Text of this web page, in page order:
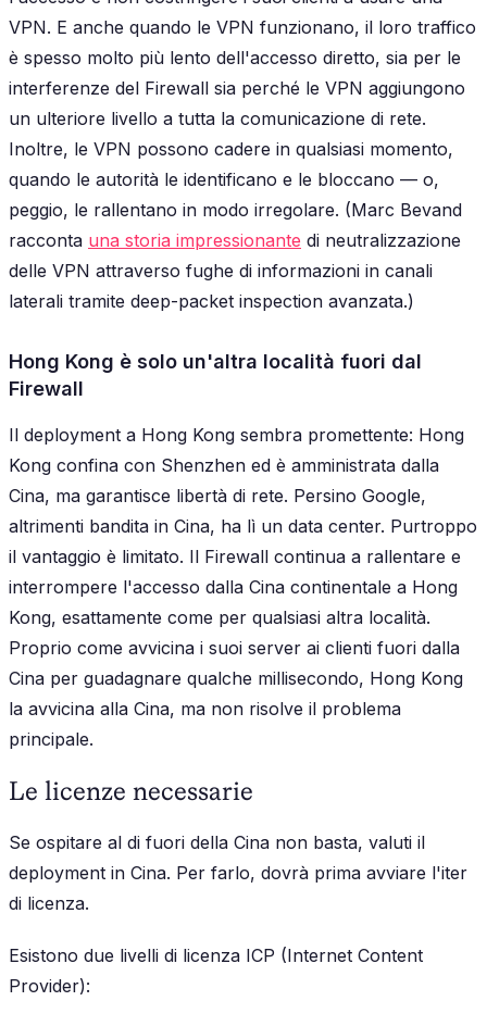
VPN. E anche quando le VPN funzionano, il loro traffico
è spesso molto più lento dell'accesso diretto, sia per le
interferenze del Firewall sia perché le VPN aggiungono
un ulteriore livello a tutta la comunicazione di rete.
Inoltre, le VPN possono cadere in qualsiasi momento,
quando le autorità le identificano e le bloccano — o,
peggio, le rallentano in modo irregolare. (Marc Bevand
racconta una storia impressionante di neutralizzazione
delle VPN attraverso fughe di informazioni in canali
laterali tramite deep-packet inspection avanzata.)
Hong Kong è solo un'altra località fuori dal
Firewall
Il deployment a Hong Kong sembra promettente: Hong
Kong confina con Shenzhen ed è amministrata dalla
Cina, ma garantisce libertà di rete. Persino Google,
altrimenti bandita in Cina, ha lì un data center. Purtroppo
il vantaggio è limitato. Il Firewall continua a rallentare e
interrompere l'accesso dalla Cina continentale a Hong
Kong, esattamente come per qualsiasi altra località.
Proprio come avvicina i suoi server ai clienti fuori dalla
Cina per guadagnare qualche millisecondo, Hong Kong
la avvicina alla Cina, ma non risolve il problema
principale.
Le licenze necessarie
Se ospitare al di fuori della Cina non basta, valuti il
deployment in Cina. Per farlo, dovrà prima avviare l'iter
di licenza.
Esistono due livelli di licenza ICP (Internet Content
Provider):